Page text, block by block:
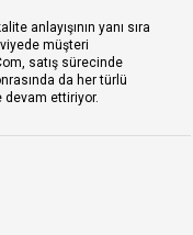
anlayışının yanı sıra
müşteri
satış sürecinde
da her türlü
devam ettiriyor.